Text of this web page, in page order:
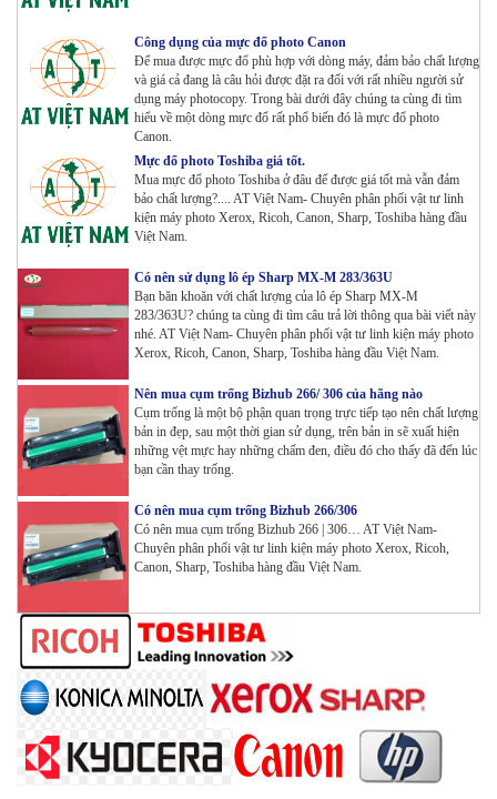
Tham Khảo
Máy Photocopy Ricoh MP 7503 Renew
Tham Khảo
Máy photocopy Ricoh IM 7000
Tham Khảo
Tham Khảo
Máy in Laser Đơn năng G&G GP4200DW in Đảo mặt
Tham Khảo
Máy in Laser Đơn năng G&G GP3300DW in Đảo mặt
, Wifi
Máy in Đa chức năng G&G GM3310DW in , scan ,
Copy , Wifi , Lan
Tham Khảo
Mực ống Ricoh MP 3554 _MP 2554 | 2555 | 3054 |
3554 | 3055 | 3555 | 4054 | 5054 | 6054 | 4055 | 5055 |
6055 | IM 2500 | IM 3000 | IM 3500 | IM 4000 | IM
5000 | IM 6000_ MP3554_700G_BIASDO
Mực in HP LaserJet Enterprise M610dn | M611dn |
M611x | M612dn | M612x | MFP M634 | MFP M635 |
Công dụng của mực đổ photo Canon
Để mua được mực đổ phù hợp với dòng máy, đảm bảo chất lượng
và giá cả đang là câu hỏi được đặt ra đối với rất nhiều người sử
dụng máy photocopy. Trong bài dưới đây chúng ta cùng đi tìm
hiểu về một dòng mực đổ rất phổ biến đó là mực đổ photo
Canon.
Mực đổ photo Toshiba giá tốt.
Mua mực đổ photo Toshiba ở đâu để được giá tốt mà vẫn đảm
bảo chất lượng?.... AT Việt Nam- Chuyên phân phối vật tư linh
kiện máy photo Xerox, Ricoh, Canon, Sharp, Toshiba hàng đầu
Việt Nam.
Có nên sử dụng lô ép Sharp MX-M 283/363U
Bạn băn khoăn với chất lượng của lô ép Sharp MX-M
283/363U? chúng ta cùng đi tìm câu trả lời thông qua bài viết này
nhé. AT Việt Nam- Chuyên phân phối vật tư linh kiện máy photo
Xerox, Ricoh, Canon, Sharp, Toshiba hàng đầu Việt Nam.
Nên mua cụm trống Bizhub 266/ 306 của hãng nào
Cụm trống là một bộ phận quan trọng trực tiếp tạo nên chất lượng
bản in đẹp, sau một thời gian sử dụng, trên bản in sẽ xuất hiện
những vệt mực hay những chấm đen, điều đó cho thấy đã đến lúc
bạn cần thay trống.
Có nên mua cụm trống Bizhub 266/306
Có nên mua cụm trống Bizhub 266 | 306… AT Việt Nam-
Chuyên phân phối vật tư linh kiện máy photo Xerox, Ricoh,
Canon, Sharp, Toshiba hàng đầu Việt Nam.